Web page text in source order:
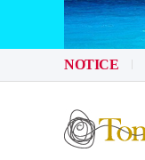
NOTICE